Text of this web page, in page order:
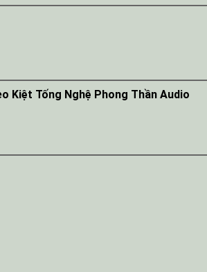
Kiệt Tống Nghệ Phong Thần Audio